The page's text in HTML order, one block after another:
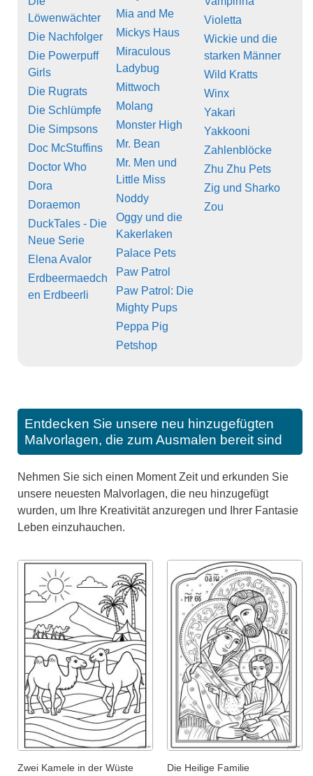
Löwenwächter
Die Nachfolger
Die Powerpuff
Girls
Die Rugrats
Die Schlümpfe
Die Simpsons
Doc McStuffins
Doctor Who
Dora
Doraemon
DuckTales - Die
Neue Serie
Elena Avalor
Erdbeermaedch
en Erdbeerli
Mia and Me
Mickys Haus
Miraculous
Ladybug
Mittwoch
Molang
Monster High
Mr. Bean
Mr. Men und
Little Miss
Noddy
Oggy und die
Kakerlaken
Palace Pets
Paw Patrol
Paw Patrol: Die
Mighty Pups
Peppa Pig
Petshop
Violetta
Wickie und die
starken Männer
Wild Kratts
Winx
Yakari
Yakkooni
Zahlenblöcke
Zhu Zhu Pets
Zig und Sharko
Zou
Entdecken Sie unsere neu hinzugefügten
Malvorlagen, die zum Ausmalen bereit sind
Nehmen Sie sich einen Moment Zeit und erkunden Sie
unsere neuesten Malvorlagen, die neu hinzugefügt
wurden, um Ihre Kreativität anzuregen und Ihrer Fantasie
Leben einzuhauchen.
Zwei Kamele in der Wüste
Die Heilige Familie